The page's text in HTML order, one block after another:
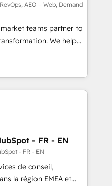
Point Success Media. -
AI and custom agents
compliance
AEO + Web, Demand
teams partner to
We help
AI-powered
HubSpot’s
through expert-led
purpose-built apps,
pipeline with inbound,
with UX, messaging,
results. 🤖AI
- FR - EN
- FR - EN
de conseil,
la région EMEA et